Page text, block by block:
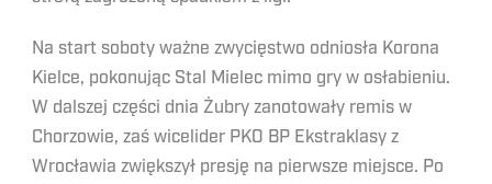
Na start soboty ważne zwycięstwo odniosła Korona
Kielce, pokonując Stal Mielec mimo gry w osłabieniu.
W dalszej części dnia Żubry zanotowały remis w
Chorzowie, zaś wicelider PKO BP Ekstraklasy z
Wrocławia zwiększył presję na pierwsze miejsce. Po